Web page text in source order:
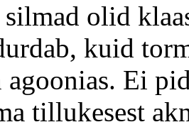
silmad olid
kuid
Ei
tillukesest